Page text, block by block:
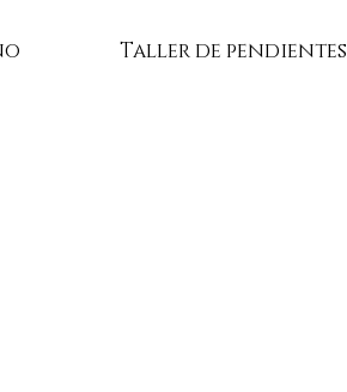
Taller de pendientes